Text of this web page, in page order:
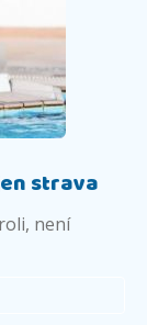
strava
není